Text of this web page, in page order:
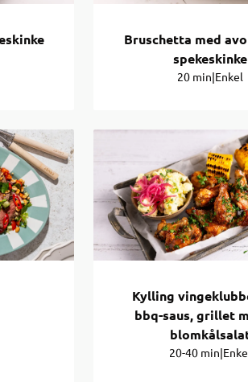
Bruschetta med
spekeskinke
20 min|Enkel
Kylling
bbq-saus, grillet
20-40 min|